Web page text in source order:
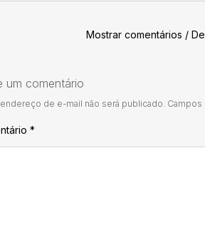
Mostrar comentários /
um comentário
de e-mail não será publicado. Campos
*